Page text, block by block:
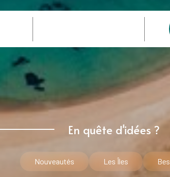
En quête d'idées ?
Nouveautés Les Îles